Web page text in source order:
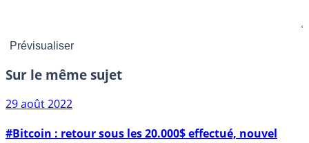
Sur le même sujet
29 août 2022